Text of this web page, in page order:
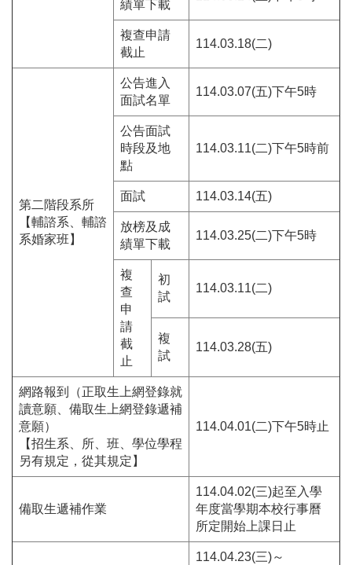
績單下載
複查申請
截止
114.03.18(二)
第二階段系所
【輔諮系、輔諮
系婚家班】
公告進入
面試名單
114.03.07(五)下午5時
公告面試
時段及地
點
114.03.11(二)下午5時前
面試 114.03.14(五)
放榜及成
績單下載
114.03.25(二)下午5時
複
查
申
請
截
止
初
試
114.03.11(二)
複
試
114.03.28(五)
網路報到（正取生上網登錄就
讀意願、備取生上網登錄遞補
意願）
【招生系、所、班、學位學程
另有規定，從其規定】
114.04.01(二)下午5時止
備取生遞補作業
114.04.02(三)起至入學
年度當學期本校行事曆
所定開始上課日止
114.04.23(三)～